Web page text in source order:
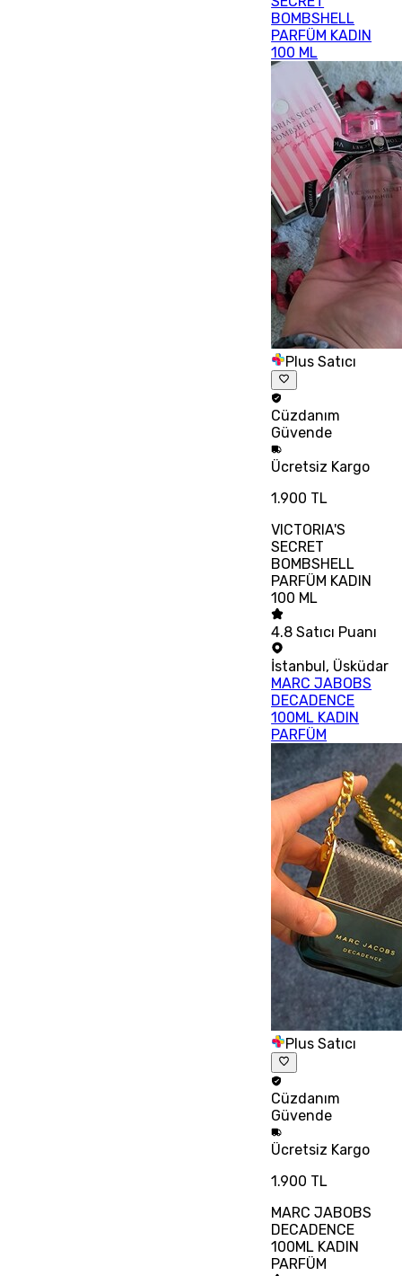
BOMBSHELL
PARFÜM KADIN
100 ML
Plus Satıcı
Cüzdanım
Güvende
Ücretsiz Kargo
1.900 TL
VICTORIA'S
SECRET
BOMBSHELL
PARFÜM KADIN
100 ML
4.8 Satıcı Puanı
İstanbul , Üsküdar
MARC JABOBS
DECADENCE
100ML KADIN
PARFÜM
Plus Satıcı
Cüzdanım
Güvende
Ücretsiz Kargo
1.900 TL
MARC JABOBS
DECADENCE
100ML KADIN
PARFÜM